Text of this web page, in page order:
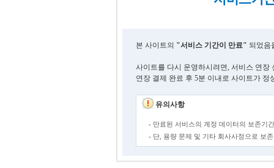
본 사이트의 "서비스 기간이 만료" 되었음
사이트를 다시 운영하시려면, 서비스 연장
연장 결제 완료 후 5분 이내로 사이트가 정
유의사항
- 만료된 서비스의 계정 데이터의 보존기
- 단, 용량 문제 및 기타 회사사정으로 보